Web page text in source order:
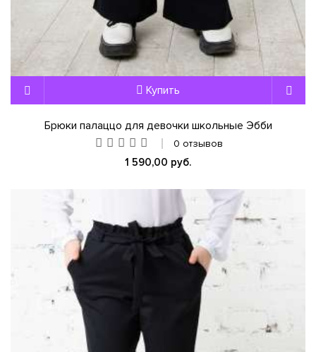
Купить
Брюки палаццо для девочки школьные Эбби
0 отзывов
1 590,00 руб.